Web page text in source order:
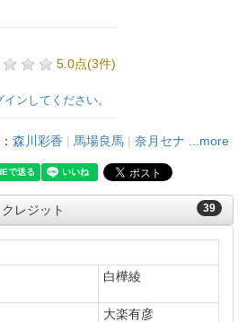
5.0点(3件)
ンしてください。
森川彩香 | 馬場良馬 | 奈月セナ ...more
39
クレジット
白樺綾
大楽有彦